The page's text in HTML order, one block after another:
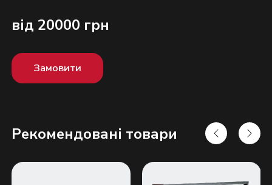
від 20000 грн
Замовити
Рекомендовані товари